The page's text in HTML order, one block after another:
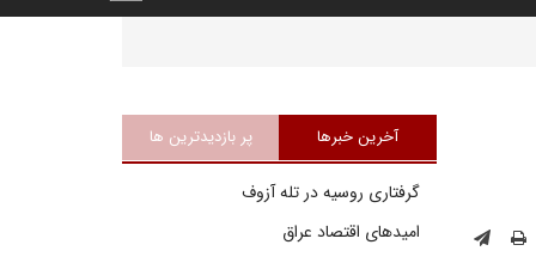
آخرین خبرها پر بازدیدترین ها
گرفتاری روسیه در تله آزوف
امیدهای اقتصاد عراق